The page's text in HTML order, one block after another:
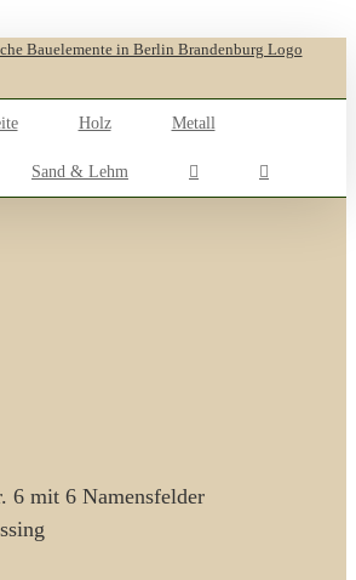
Holz Metall
Sand & Lehm
6 mit 6 Namensfelder